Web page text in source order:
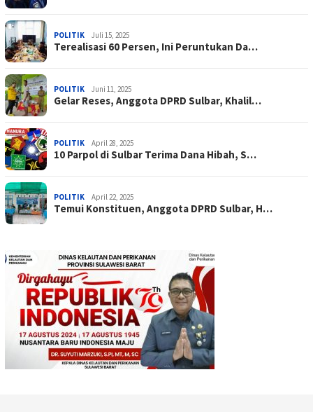
POLITIK Juli 15, 2025
Terealisasi 60 Persen, Ini Peruntukan Da…
POLITIK Juni 11, 2025
Gelar Reses, Anggota DPRD Sulbar, Khalil…
POLITIK April 28, 2025
10 Parpol di Sulbar Terima Dana Hibah, S…
POLITIK April 22, 2025
Temui Konstituen, Anggota DPRD Sulbar, H…